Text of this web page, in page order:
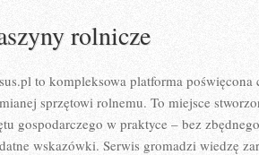
rolnicze
to kompleksowa platforma
sprzętowi rolnemu. To miejsce
gospodarczego w praktyce – bez
wskazówki. Serwis gromadzi wiedzę